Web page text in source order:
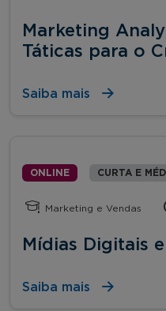
Marketing
Táticas para o
Saiba mais
ONLINE CURTA E
Marketing e Vendas
Mídias Digitais
Saiba mais